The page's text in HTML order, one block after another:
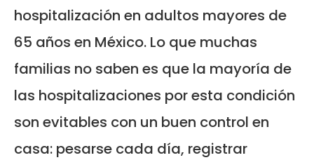
hospitalización en adultos mayores de
65 años en México. Lo que muchas
familias no saben es que la mayoría de
las hospitalizaciones por esta condición
son evitables con un buen control en
casa: pesarse cada día, registrar